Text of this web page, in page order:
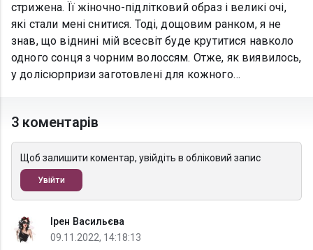
стрижена. Її жіночно-підлітковий образ і великі очі,
які стали мені снитися. Тоді, дощовим ранком, я не
знав, що віднині мій всесвіт буде крутитися навколо
одного сонця з чорним волоссям. Отже, як виявилось,
у долісюрпризи заготовлені для кожного…
3 коментарів
Щоб залишити коментар, увійдіть в обліковий запис
Увійти
Ірен Васильєва
09.11.2022, 14:18:13